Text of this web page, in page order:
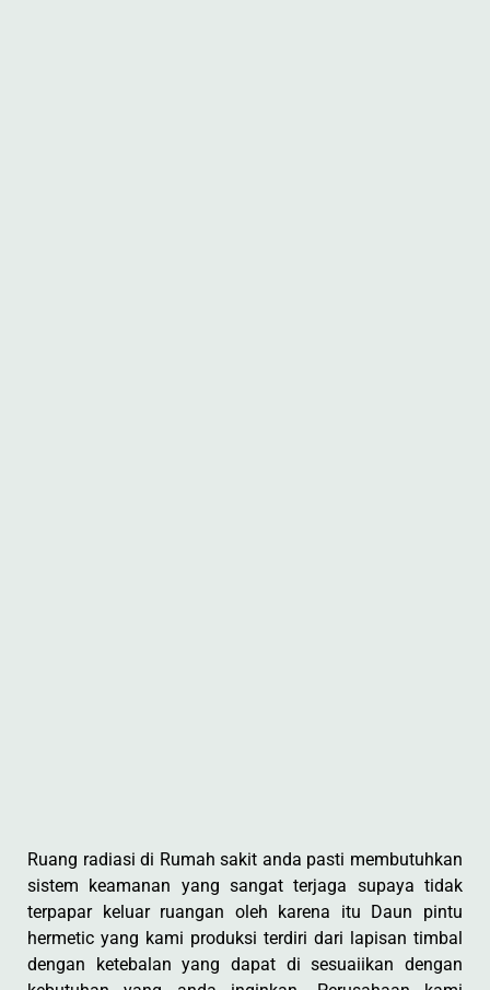
Ruang radiasi di Rumah sakit anda pasti membutuhkan
sistem keamanan yang sangat terjaga supaya tidak
terpapar keluar ruangan oleh karena itu Daun pintu
hermetic yang kami produksi terdiri dari lapisan timbal
dengan ketebalan yang dapat di sesuaiikan dengan